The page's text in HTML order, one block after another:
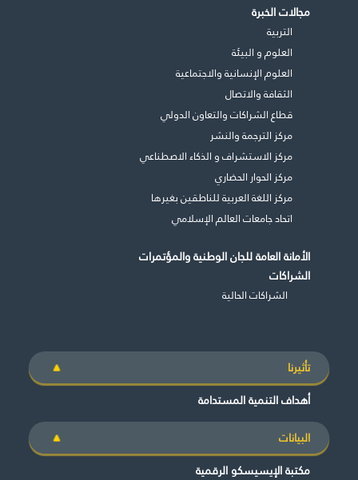
مجالات الخبرة
التربية
العلوم و البيئة
العلوم الإنسانية والاجتماعية
الثقافة والاتصال
قطاع الشراكات والتعاون الدولي
مركز الترجمة والنشر
مركز الاستشراف و الذكاء الاصطناعي
مركز الحوار الحضاري
مركز اللغة العربية للناطقين بغيرها
اتحاد جامعات العالم الإسلامي
الأمانة العامة للجان الوطنية والمؤتمرات
الشراكات
الشراكات الحالية
تأثيرنا
أهداف التنمية المستدامة
البيانات
مكتبة الإيسيسكو الرقمية